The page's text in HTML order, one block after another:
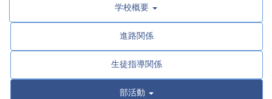
学校概要
進路関係
生徒指導関係
部活動